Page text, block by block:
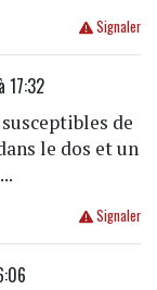
Signaler
de
le dos et un
Signaler